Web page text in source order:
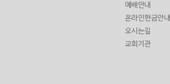
예배안내
온라인헌금안내
오시는길
교회기관